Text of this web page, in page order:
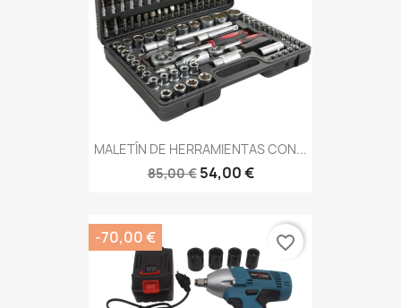
MALETÍN DE HERRAMIENTAS CON...
85,00 € 54,00 €
-70,00 € favorite_border